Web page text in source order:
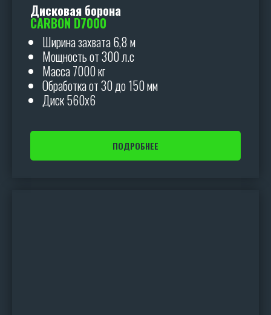
Дисковая борона
CARBON D7000
Ширина захвата 6,8 м
Мощность от 300 л.с
Масса 7000 кг
Обработка от 30 до 150 мм
Диск 560х6
ПОДРОБНЕЕ